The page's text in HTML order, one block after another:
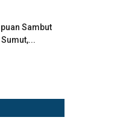
Sambut